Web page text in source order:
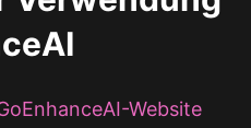
Website